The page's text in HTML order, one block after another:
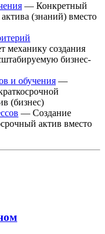
— Конкретный
(знаний) вместо
механику создания
бизнес-
и обучения —
(бизнес)
— Создание
актив вместо